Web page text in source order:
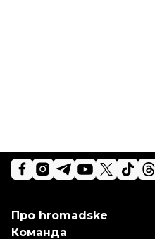
Про hromadske
Команда